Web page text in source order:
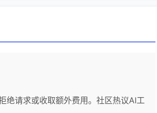
请求或收取额外费用。社区热议AI工